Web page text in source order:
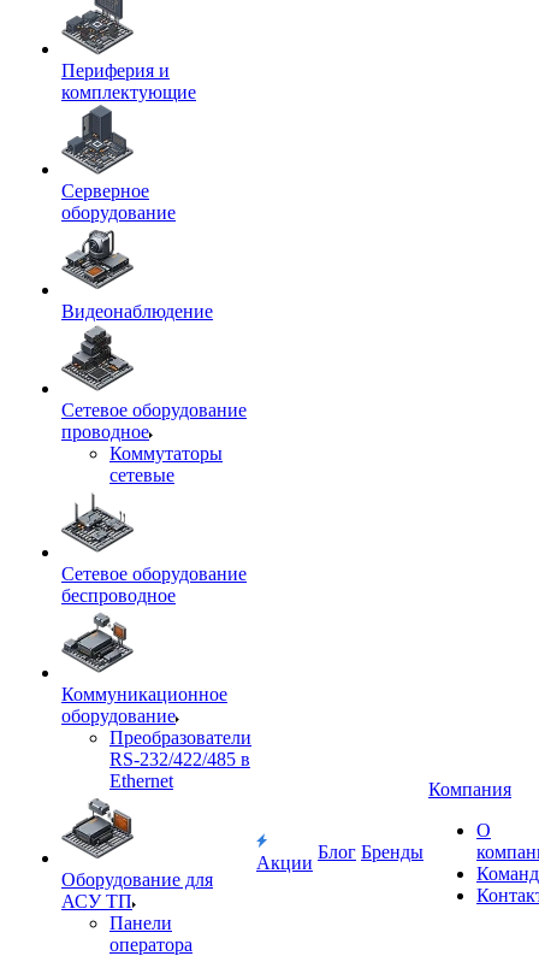
Периферия и
комплектующие
Серверное
оборудование
Видеонаблюдение
Сетевое оборудование
проводное
Коммутаторы
сетевые
Сетевое оборудование
беспроводное
Коммуникационное
оборудование
Преобразователи
RS-232/422/485 в
Ethernet
Оборудование для
АСУ ТП
Панели
оператора
Акции
Блог Бренды
Компания
О